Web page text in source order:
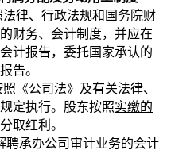
律、行政法规和国务院财
财务、会计制度，并应在
计报告，委托国家承认的
告。
《公司法》及有关法律、
定执行。股东按照实缴的
分取红利。
聘承办公司审计业务的会计